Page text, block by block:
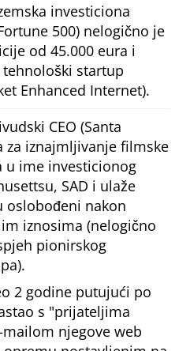
investiciona
500) nelogično je
od 45.000 eura i
startup
Enhanced Internet).
CEO (Santa
za iznajmljivanje filmske
u ime investicionog
SAD i ulaže
oslobođeni nakon
iznosima (nelogično
pionirskog
2 godine putujući po
s prijateljima
mailom njegove web